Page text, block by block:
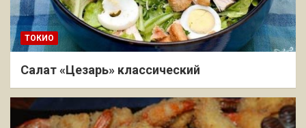
ТОКИО
Салат «Цезарь» классический